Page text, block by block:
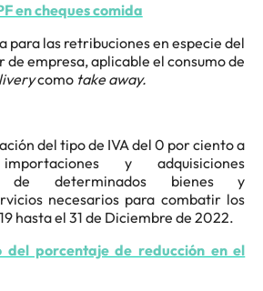
en cheques comida
para las retribuciones en especie del
empresa, aplicable el consumo de
como take away.
del tipo de IVA del 0 por ciento a
y adquisiciones
de determinados bienes y
necesarios para combatir los
hasta el 31 de Diciembre de 2022.
del porcentaje de reducción en el